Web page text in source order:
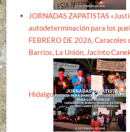
JORNADAS ZAPATISTAS
autodeterminación para los
FEBRERO DE 2026, Caracoles
Barrios, La Unión, Jacinto
Hidalgo